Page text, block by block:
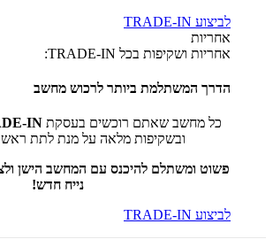
לביצוע TRADE-IN
אחריות
אחריות ושקיפות בכל TRADE-IN:
הדרך המשתלמת ביותר לרכוש מחשב
כל מחשב שאתם רוכשים בעסקת IN
ובשקיפות מלאה על מנת לתת ראש
פשוט ומשתלם להיכנס עם המחשב הישן
נייח חדש!
לביצוע TRADE-IN